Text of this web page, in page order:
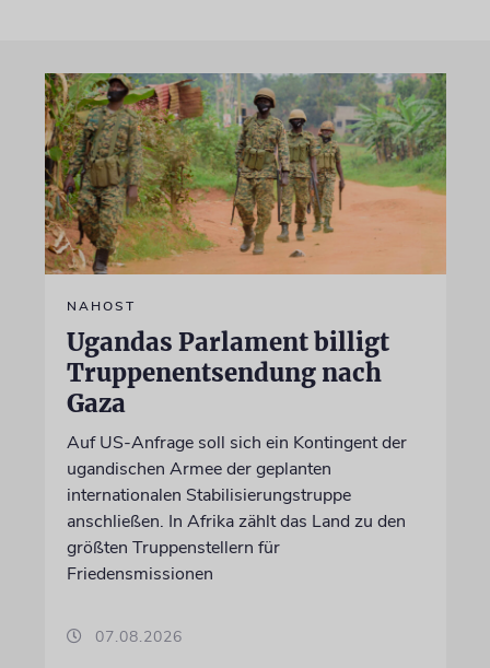
NAHOST
Ugandas Parlament billigt
Truppenentsendung nach
Gaza
Auf US-Anfrage soll sich ein Kontingent der
ugandischen Armee der geplanten
internationalen Stabilisierungstruppe
anschließen. In Afrika zählt das Land zu den
größten Truppenstellern für
Friedensmissionen
07.08.2026